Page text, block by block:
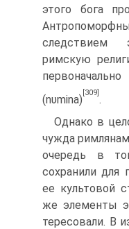
этого бога
следствием
римскую
(nυmina)
[309]
.
Однако в
чужда
очередь в
сохранили для
ее культовой
же элементы
тересовали. В